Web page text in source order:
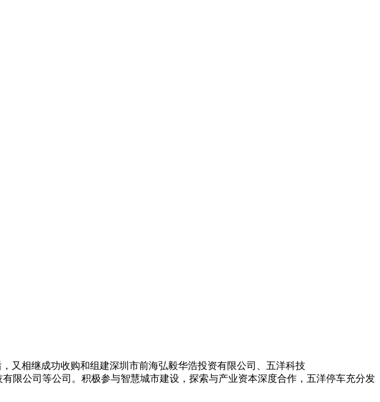
又相继成功收购和组建深圳市前海弘毅华浩投资有限公司、五洋科技
限公司等公司。积极参与智慧城市建设，探索与产业资本深度合作，五洋停车充分发